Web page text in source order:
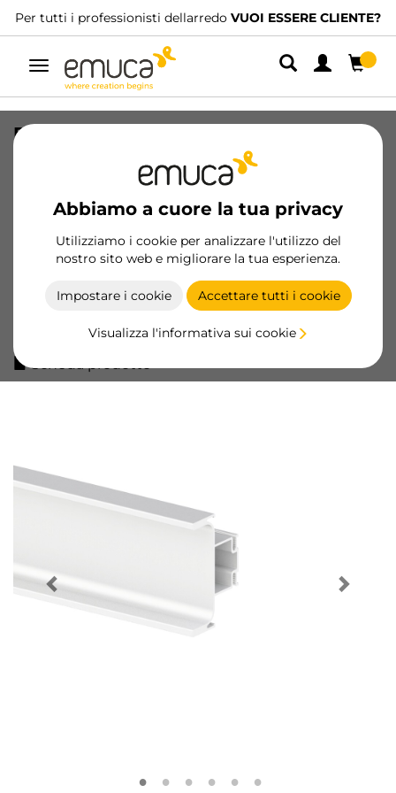
Per tutti i professionisti dellarredo VUOI ESSERE CLIENTE?
Navigazione
Abbiamo a cuore la tua privacy
Utilizziamo i cookie per analizzare l'utilizzo del
nostro sito web e migliorare la tua esperienza.
Impostare i cookie Accettare tutti i cookie
Visualizza l'informativa sui cookie
Profilo Gola profilo gola verticale curvo
centrale per mobili da cucina,
lunghezza 2,35m, Alluminio, Verniciato
8162512 / 8432393139425
Scheda prodotto